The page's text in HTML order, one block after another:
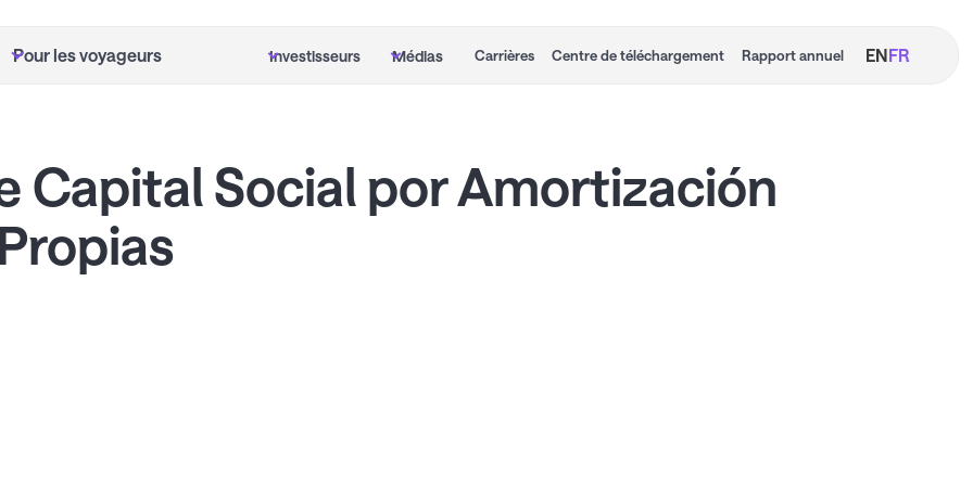
Pour les voyageurs Investisseurs Médias Carrières Centre de téléchargement Rapport annuel ENFR
Capital Social por Amortización